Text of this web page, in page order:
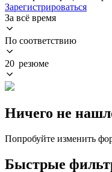
Зарегистрироваться
За всё время
По соответствию
20 резюме
Ничего не
Попробуйте изменить
Быстрые